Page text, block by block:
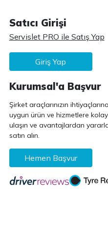
Satıcı Girişi
Servislet PRO ile Satış Yap
Giriş Yap
Kurumsal'a Başvur
Şirket araçlarınızın ihtiyaçlarına
uygun ürün ve hizmetlere
ulaşın ve avantajlardan
satın alın.
Hemen Başvur